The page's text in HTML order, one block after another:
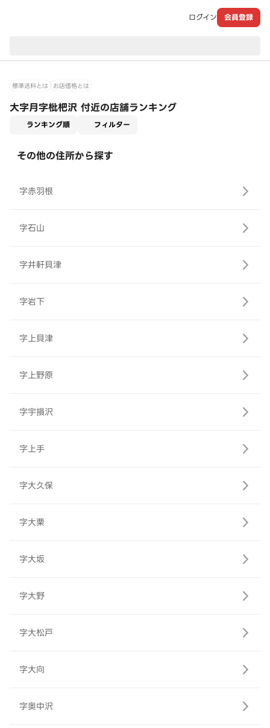
ログイン 会員登録
標準送料とは お店価格とは
大字月字枇杷沢 付近の店舗ランキング
ランキング順 フィルター
その他の住所から探す
字赤羽根
字石山
字井軒貝津
字岩下
字上貝津
字上野原
字宇損沢
字上手
字大久保
字大栗
字大坂
字大野
字大松戸
字大向
字奥中沢